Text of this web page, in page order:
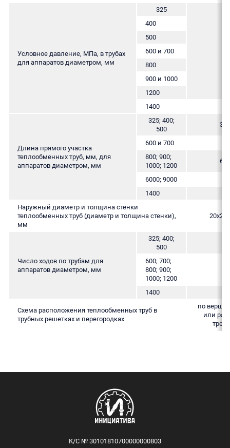
Условное давление, МПа, в трубах
для аппаратов диаметром, мм
325
400
500
600 и 700
800
900 и 1000
1200
1400
Длина прямого участка
теплообменных труб, мм, для
аппаратов диаметром, мм
325; 400;
500
600 и 700
800; 900;
1000; 1200
6000; 9000
1400
Наружный диаметр и толщина стенки
теплообменных труб (диаметр и толщина стенки),
мм
20х2;
Число ходов по трубам для
аппаратов диаметром, мм
325; 400;
500
600; 700;
800; 900;
1000; 1200
1400
Схема расположения теплообменных труб в
трубных решетках и перегородках
по
или
К/С № 30101810700000000803